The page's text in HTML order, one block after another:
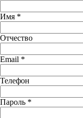
Имя *
Отчество
Email *
Телефон
Пароль *